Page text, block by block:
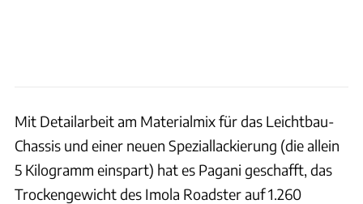
Mit Detailarbeit am Materialmix für das Leichtbau-
Chassis und einer neuen Speziallackierung (die allein
5 Kilogramm einspart) hat es Pagani geschafft, das
Trockengewicht des Imola Roadster auf 1.260